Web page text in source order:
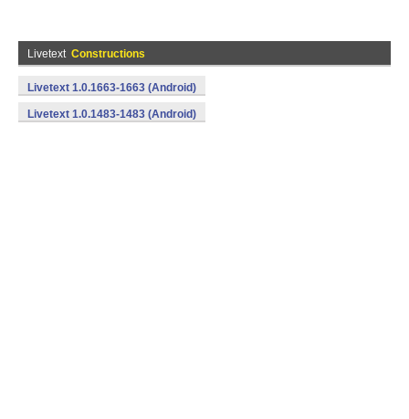
Livetext Constructions
Livetext 1.0.1663-1663 (Android)
Livetext 1.0.1483-1483 (Android)